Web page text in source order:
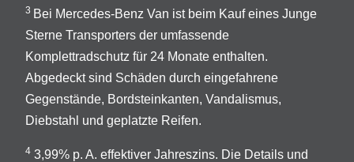
3 Bei Mercedes-Benz Van ist beim Kauf eines Junge
Sterne Transporters der umfassende
Komplettradschutz für 24 Monate enthalten.
Abgedeckt sind Schäden durch eingefahrene
Gegenstände, Bordsteinkanten, Vandalismus,
Diebstahl und geplatzte Reifen.
4 3,99% p. A. effektiver Jahreszins. Die Details und